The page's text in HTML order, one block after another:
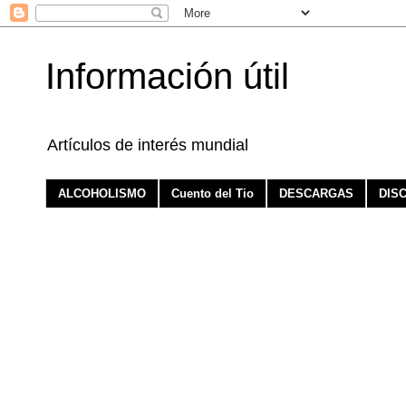
Información útil
Artículos de interés mundial
ALCOHOLISMO Cuento del Tio DESCARGAS